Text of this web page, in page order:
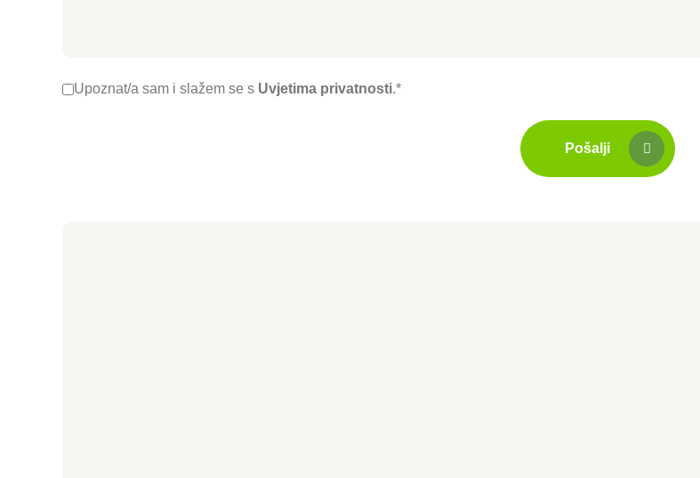
Upoznat/a sam i slažem se s Uvjetima privatnosti.
Pošalji